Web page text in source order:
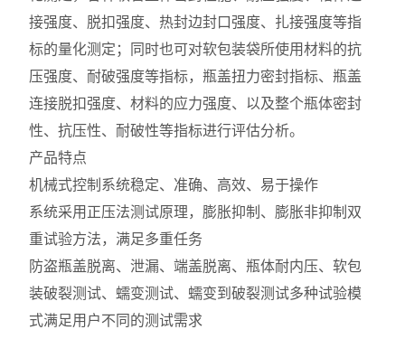
接强度、脱扣强度、热封边封口强度、扎接强度等指
标的量化测定；同时也可对软包装袋所使用材料的抗
压强度、耐破强度等指标，瓶盖扭力密封指标、瓶盖
连接脱扣强度、材料的应力强度、以及整个瓶体密封
性、抗压性、耐破性等指标进行评估分析。
产品特点
机械式控制系统稳定、准确、高效、易于操作
系统采用正压法测试原理，膨胀抑制、膨胀非抑制双
重试验方法，满足多重任务
防盗瓶盖脱离、泄漏、端盖脱离、瓶体耐内压、软包
装破裂测试、蠕变测试、蠕变到破裂测试多种试验模
式满足用户不同的测试需求